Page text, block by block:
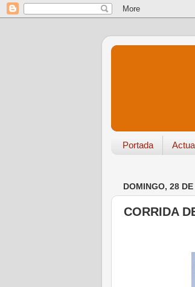
Portada
DOMINGO, 28
CORRIDA